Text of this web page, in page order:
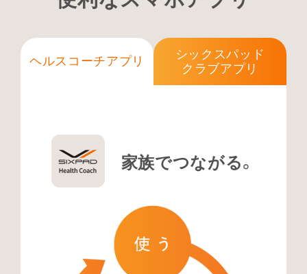
ヘルスコーチアプリ
シックスパッド
クラブアプリ
家族でつながる。